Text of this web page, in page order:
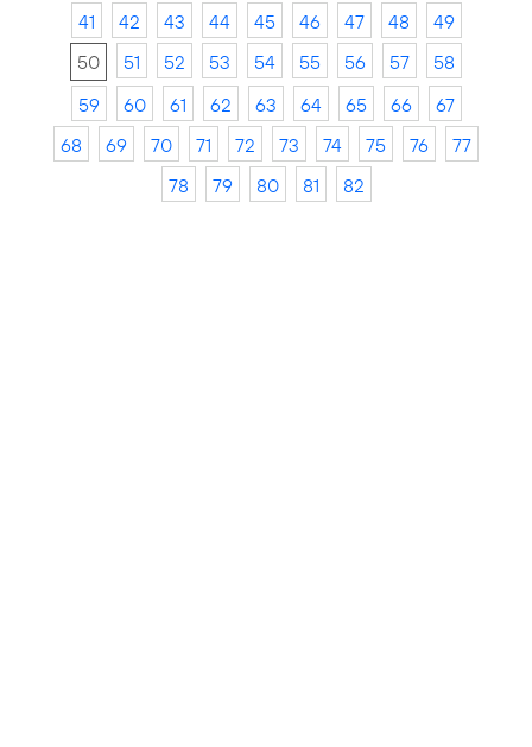
41
42 43 44 45 46 47 48
49
50
51 52 53 54 55 56 57
58
59
60 61 62 63 64 65 66
67
68
69 70 71 72 73 74 75 76
77
78
79 80 81 82